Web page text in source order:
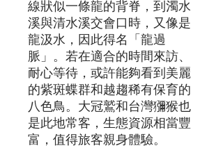
線狀似一條龍的背脊，到濁水
溪與清水溪交會口時，又像是
龍汲水，因此得名「龍過
脈」。若在適合的時間來訪、
耐心等待，或許能夠看到美麗
的紫斑蝶群和越趨稀有保育的
八色鳥。大冠鷲和台灣獼猴也
是此地常客，生態資源相當豐
富，值得旅客親身體驗。